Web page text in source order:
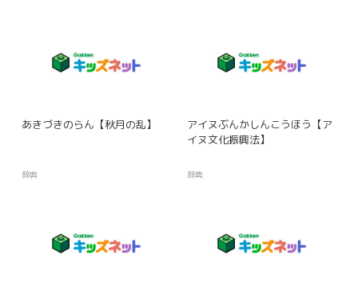
あきづきのらん【秋月の乱】
辞典
アイヌぶんかしんこうほう【ア
イヌ文化振興法】
辞典